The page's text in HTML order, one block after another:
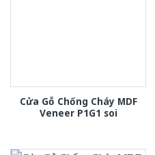
Cửa Gỗ Chống Cháy MDF
Veneer P1G1 soi